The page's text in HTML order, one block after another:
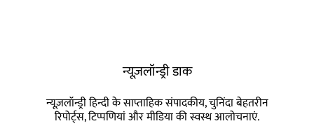
न्यूज़लॉन्ड्री डाक
न्यूज़लॉन्ड्री हिन्दी के साप्ताहिक संपादकीय, चुनिंदा बेहतरीन
रिपोर्ट्स, टिप्पणियां और मीडिया की स्वस्थ आलोचनाएं.